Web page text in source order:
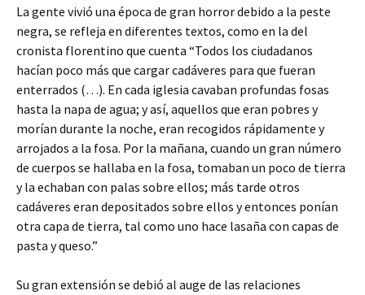
La gente vivió una época de gran horror debido a la peste
negra, se refleja en diferentes textos, como en la del
cronista florentino que cuenta “Todos los ciudadanos
hacían poco más que cargar cadáveres para que fueran
enterrados (…). En cada iglesia cavaban profundas fosas
hasta la napa de agua; y así, aquellos que eran pobres y
morían durante la noche, eran recogidos rápidamente y
arrojados a la fosa. Por la mañana, cuando un gran número
de cuerpos se hallaba en la fosa, tomaban un poco de tierra
y la echaban con palas sobre ellos; más tarde otros
cadáveres eran depositados sobre ellos y entonces ponían
otra capa de tierra, tal como uno hace lasaña con capas de
pasta y queso.”
Su gran extensión se debió al auge de las relaciones